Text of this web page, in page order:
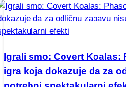
Igrali smo: Covert Koalas:
igra koja dokazuje da za